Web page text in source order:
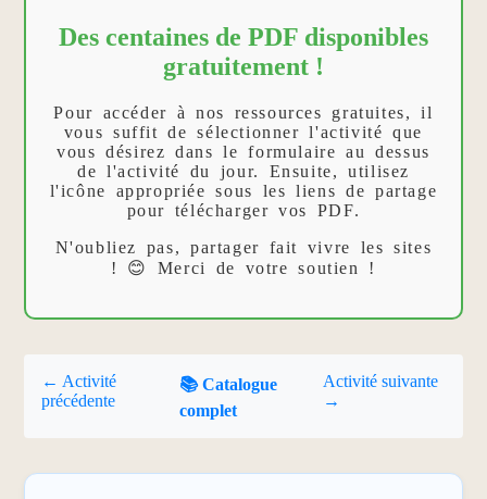
Des centaines de PDF disponibles
gratuitement !
Pour accéder à nos ressources gratuites, il
vous suffit de sélectionner l'activité que
vous désirez dans le formulaire au dessus
de l'activité du jour. Ensuite, utilisez
l'icône appropriée sous les liens de partage
pour télécharger vos PDF.
N'oubliez pas, partager fait vivre les sites
! 😊 Merci de votre soutien !
← Activité
précédente
📚 Catalogue
complet
Activité suivante
→